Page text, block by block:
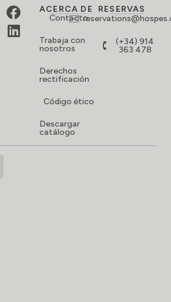
ACERCA DE
Contacto
Trabaja con
nosotros
Derechos
rectificación
Código ético
Descargar
catálogo
RESERVAS
(+34) 914
363 478